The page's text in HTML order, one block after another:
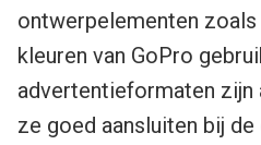
ontwerpelementen
kleuren van GoPro
advertentieformaten zijn
ze goed aansluiten bij